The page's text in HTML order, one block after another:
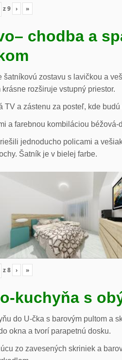
z9 › »
– chodba a
zostavu s lavičkou a
rozširuje vstupný priestor.
a zástenu za posteľ, kde
a farebnou kombiláciou béžová-
jednoducho policami a
Šatník je v bielej farbe.
z8 › »
kuchyňa s
do U-čka s barovým pultom a
okna a tvorí parapetnú dosku.
zo zavesených skriniek a